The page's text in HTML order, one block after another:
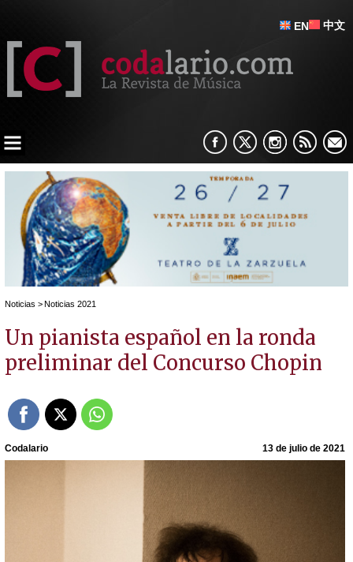
EN 中文
Noticias > Noticias 2021
Un pianista español en la ronda
preliminar del Concurso Chopin
Codalario 13 de julio de 2021